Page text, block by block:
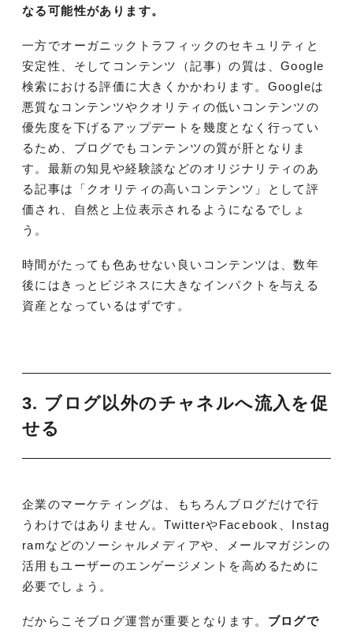
なる可能性があります。
一方でオーガニックトラフィックのセキュリティと
安定性、そしてコンテンツ（記事）の質は、Google
検索における評価に大きくかかわります。Googleは
悪質なコンテンツやクオリティの低いコンテンツの
優先度を下げるアップデートを幾度となく行ってい
るため、ブログでもコンテンツの質が肝となりま
す。最新の知見や経験談などのオリジナリティのあ
る記事は「クオリティの高いコンテンツ」として評
価され、自然と上位表示されるようになるでしょ
う。
時間がたっても色あせない良いコンテンツは、数年
後にはきっとビジネスに大きなインパクトを与える
資産となっているはずです。
3. ブログ以外のチャネルへ流入を促
せる
企業のマーケティングは、もちろんブログだけで行
うわけではありません。TwitterやFacebook、Instag
ramなどのソーシャルメディアや、メールマガジンの
活用もユーザーのエンゲージメントを高めるために
必要でしょう。
だからこそブログ運営が重要となります。 ブログで